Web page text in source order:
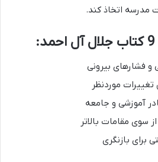
مدرسه اتخاذ کند.
و فشارهای بیرونی
تغییرات موردنظر
آموزشی و جامعه
مقامات بالاتر
برای بازنگری